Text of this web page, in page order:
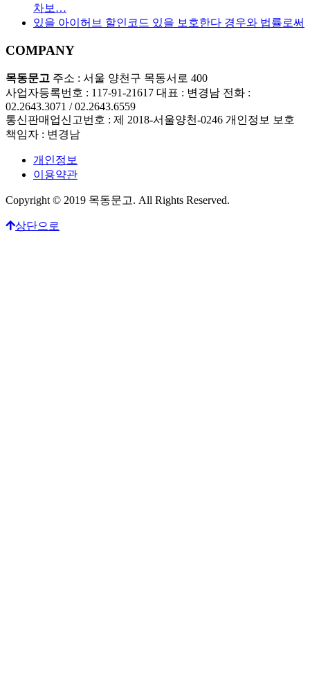
차보…
있을 아이허브 할인코드 있을 보호한다 경우와 법률로써
COMPANY
목동문고 주소 : 서울 양천구 목동서로 400
사업자등록번호 : 117-91-21617 대표 : 변경남 전화 :
02.2643.3071 / 02.2643.6559
통신판매업신고번호 : 제 2018-서울양천-0246 개인정보 보호
책임자 : 변경남
개인정보
이용약관
Copyright © 2019 목동문고. All Rights Reserved.
상단으로